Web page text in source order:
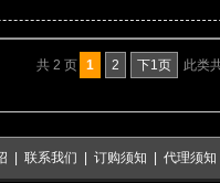
共 2 页 1 2 下1页 此类
联系我们 订购须知 代理须知